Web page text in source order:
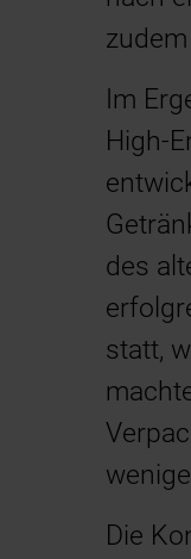
Im
High-
des
statt,
Die